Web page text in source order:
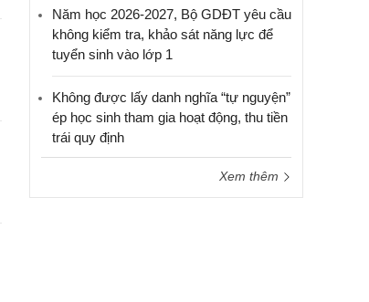
Năm học 2026-2027, Bộ GDĐT yêu cầu
không kiểm tra, khảo sát năng lực để
tuyển sinh vào lớp 1
Không được lấy danh nghĩa “tự nguyện”
ép học sinh tham gia hoạt động, thu tiền
trái quy định
Xem thêm